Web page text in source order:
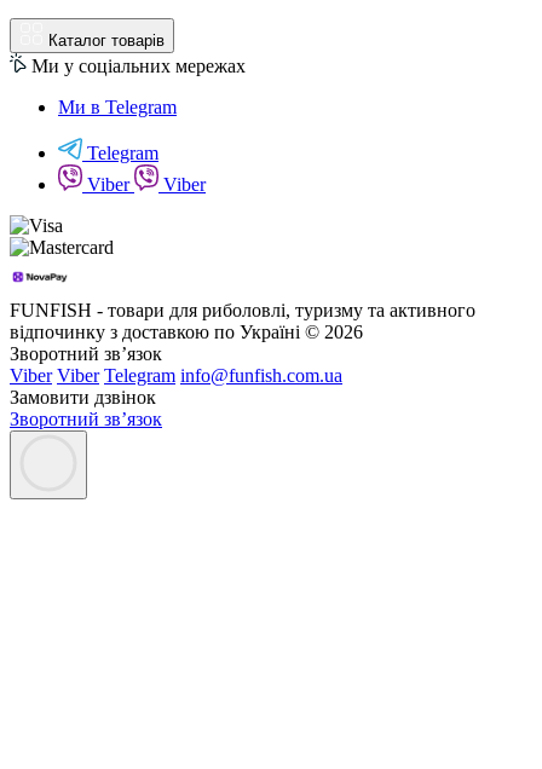
Каталог товарів
Ми у соціальних мережах
Ми в Telegram
Telegram
Viber
Viber
FUNFISH - товари для риболовлі, туризму та активного
відпочинку з доставкою по Україні © 2026
Зворотний зв’язок
Viber Viber Telegram info@funfish.com.ua
Замовити дзвінок
Зворотний зв’язок